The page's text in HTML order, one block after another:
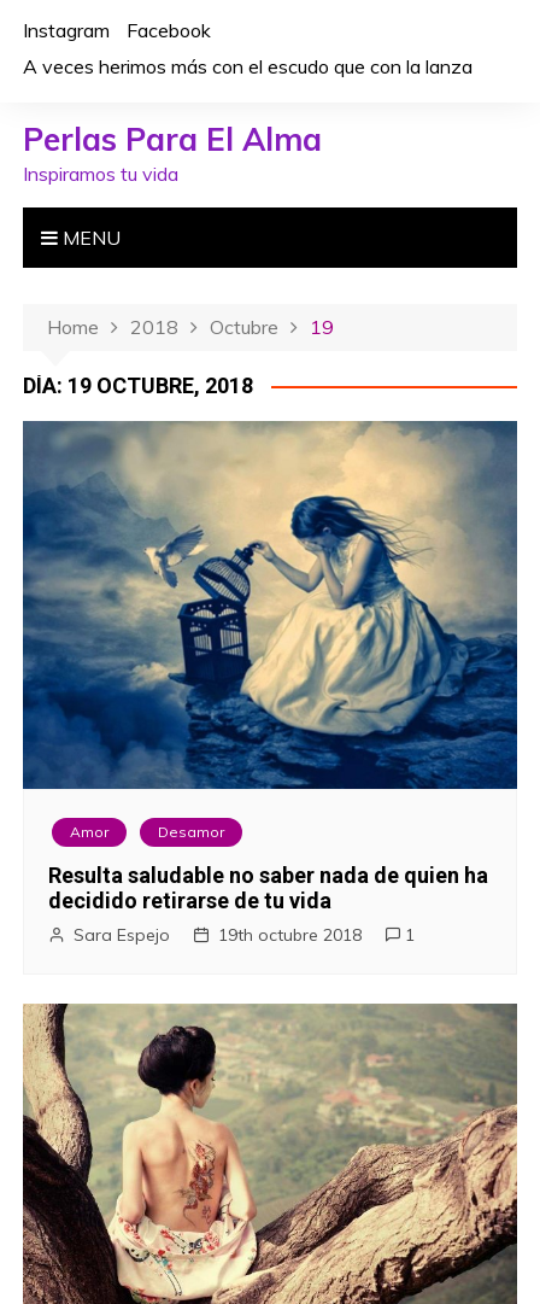
Instagram
Facebook
A veces herimos más con el escudo que con la lanza
Perlas Para El Alma
Inspiramos tu vida
MENU
Home 2018 Octubre 19
DÍA: 19 OCTUBRE, 2018
Amor Desamor
Resulta saludable no saber nada de quien ha
decidido retirarse de tu vida
Sara Espejo 19th octubre 2018 1